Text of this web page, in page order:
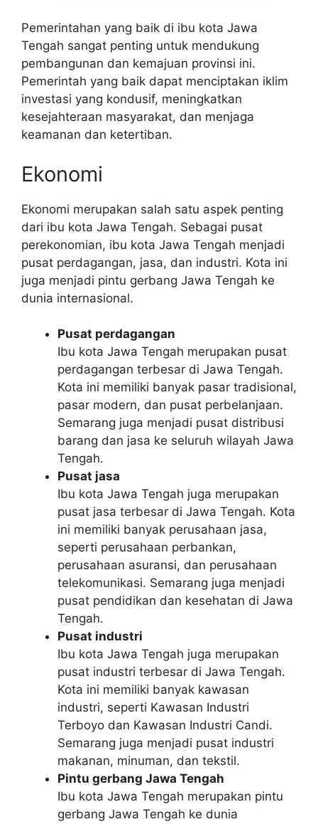
Pemerintahan yang baik di ibu kota Jawa
Tengah sangat penting untuk mendukung
pembangunan dan kemajuan provinsi ini.
Pemerintah yang baik dapat menciptakan iklim
investasi yang kondusif, meningkatkan
kesejahteraan masyarakat, dan menjaga
keamanan dan ketertiban.
Ekonomi
Ekonomi merupakan salah satu aspek penting
dari ibu kota Jawa Tengah. Sebagai pusat
perekonomian, ibu kota Jawa Tengah menjadi
pusat perdagangan, jasa, dan industri. Kota ini
juga menjadi pintu gerbang Jawa Tengah ke
dunia internasional.
Pusat perdagangan
Ibu kota Jawa Tengah merupakan pusat
perdagangan terbesar di Jawa Tengah.
Kota ini memiliki banyak pasar tradisional,
pasar modern, dan pusat perbelanjaan.
Semarang juga menjadi pusat distribusi
barang dan jasa ke seluruh wilayah Jawa
Tengah.
Pusat jasa
Ibu kota Jawa Tengah juga merupakan
pusat jasa terbesar di Jawa Tengah. Kota
ini memiliki banyak perusahaan jasa,
seperti perusahaan perbankan,
perusahaan asuransi, dan perusahaan
telekomunikasi. Semarang juga menjadi
pusat pendidikan dan kesehatan di Jawa
Tengah.
Pusat industri
Ibu kota Jawa Tengah juga merupakan
pusat industri terbesar di Jawa Tengah.
Kota ini memiliki banyak kawasan
industri, seperti Kawasan Industri
Terboyo dan Kawasan Industri Candi.
Semarang juga menjadi pusat industri
makanan, minuman, dan tekstil.
Pintu gerbang Jawa Tengah
Ibu kota Jawa Tengah merupakan pintu
gerbang Jawa Tengah ke dunia